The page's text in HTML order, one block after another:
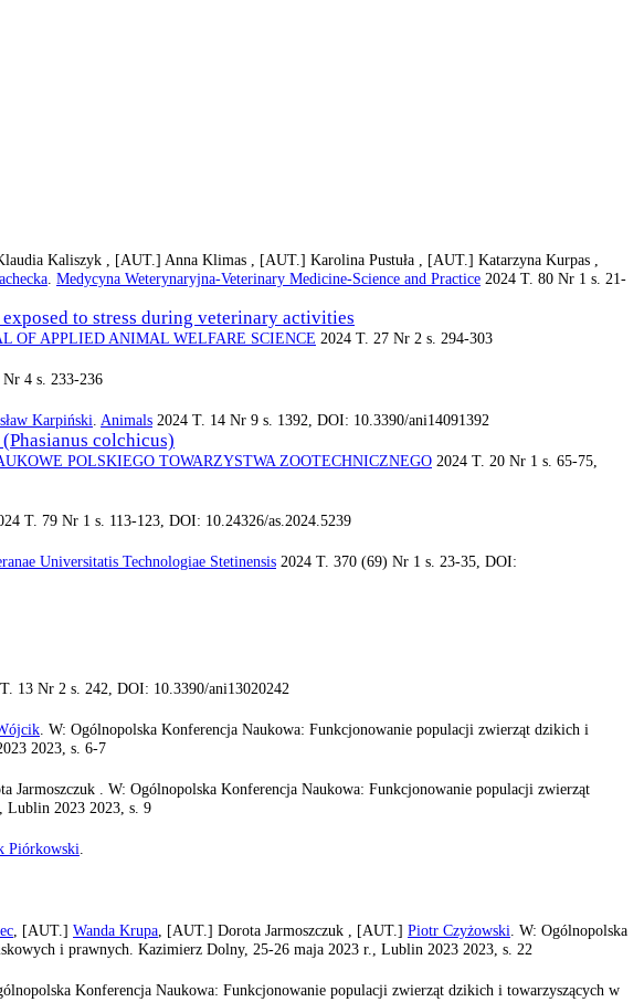
Kaliszyk , [AUT.] Anna Klimas , [AUT.] Karolina Pustuła , [AUT.] Katarzyna Kurpas ,
. Medycyna Weterynaryjna-Veterinary Medicine-Science and Practice 2024 T. 80 Nr 1 s. 21-
to stress during veterinary activities
OF APPLIED ANIMAL WELFARE SCIENCE 2024 T. 27 Nr 2 s. 294-303
4 s. 233-236
Karpiński. Animals 2024 T. 14 Nr 9 s. 1392, DOI: 10.3390/ani14091392
colchicus)
POLSKIEGO TOWARZYSTWA ZOOTECHNICZNEGO 2024 T. 20 Nr 1 s. 65-75,
T. 79 Nr 1 s. 113-123, DOI: 10.24326/as.2024.5239
Universitatis Technologiae Stetinensis 2024 T. 370 (69) Nr 1 s. 23-35, DOI:
13 Nr 2 s. 242, DOI: 10.3390/ani13020242
. W: Ogólnopolska Konferencja Naukowa: Funkcjonowanie populacji zwierząt dzikich i
2023, s. 6-7
Jarmoszczuk . W: Ogólnopolska Konferencja Naukowa: Funkcjonowanie populacji zwierząt
Lublin 2023 2023, s. 9
Piórkowski
, [AUT.] Wanda Krupa , [AUT.] Dorota Jarmoszczuk , [AUT.] Piotr Czyżowski . W: Ogólnopolska
i prawnych. Kazimierz Dolny, 25-26 maja 2023 r., Lublin 2023 2023, s. 22
Konferencja Naukowa: Funkcjonowanie populacji zwierząt dzikich i towarzyszących w